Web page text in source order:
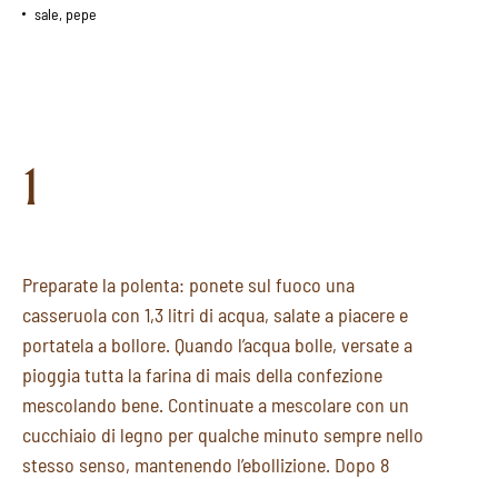
sale, pepe
1
Preparate la polenta: ponete sul fuoco una
casseruola con 1,3 litri di acqua, salate a piacere e
portatela a bollore. Quando l’acqua bolle, versate a
pioggia tutta la farina di mais della confezione
mescolando bene. Continuate a mescolare con un
cucchiaio di legno per qualche minuto sempre nello
stesso senso, mantenendo l’ebollizione. Dopo 8